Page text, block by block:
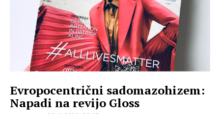
Evropocentrični sadomazohizem:
Napadi na revijo Gloss